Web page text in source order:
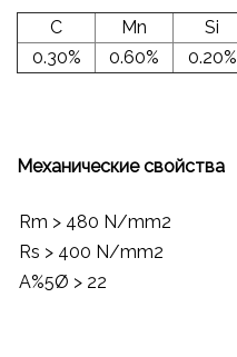
C Mn Si
0.30%
0.60% 0.20%
Механические свойства
Rm > 480 N/mm2
Rs > 400 N/mm2
A%5Ø > 22